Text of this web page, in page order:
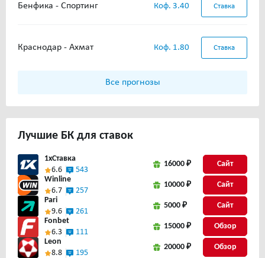
Бенфика - Спортинг Коф. 3.40 Ставка
Краснодар - Ахмат Коф. 1.80 Ставка
Все прогнозы
Лучшие БК для ставок
1xСтавка
6.6
543
16000 ₽
Сайт
Winline
6.7
257
10000 ₽
Сайт
Pari
9.6
261
5000 ₽
Сайт
Fonbet
6.3
111
15000 ₽
Leon
8.8
195
20000 ₽